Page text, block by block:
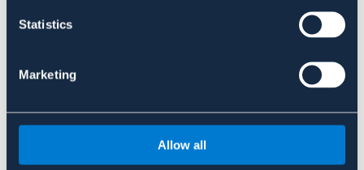
Statistics
Marketing
Allow all
Om varumärket